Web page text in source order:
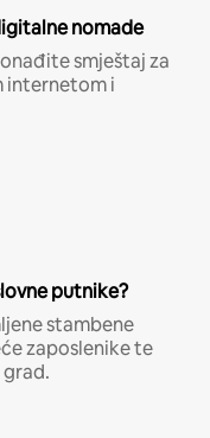
nomade
smještaj za
internetom i
putnike?
stambene
zaposlenike te
grad.